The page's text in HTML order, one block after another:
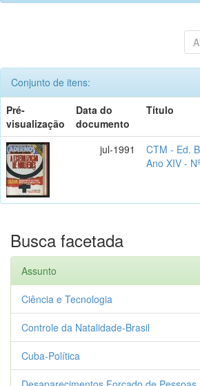
Conjunto de itens:
Pré-
visualização
Data do
documento
Título
jul-1991
CTM - Ed.
Ano XIV -
Busca facetada
Assunto
Ciência e Tecnologia
Controle da Natalidade-Brasil
Cuba-Política